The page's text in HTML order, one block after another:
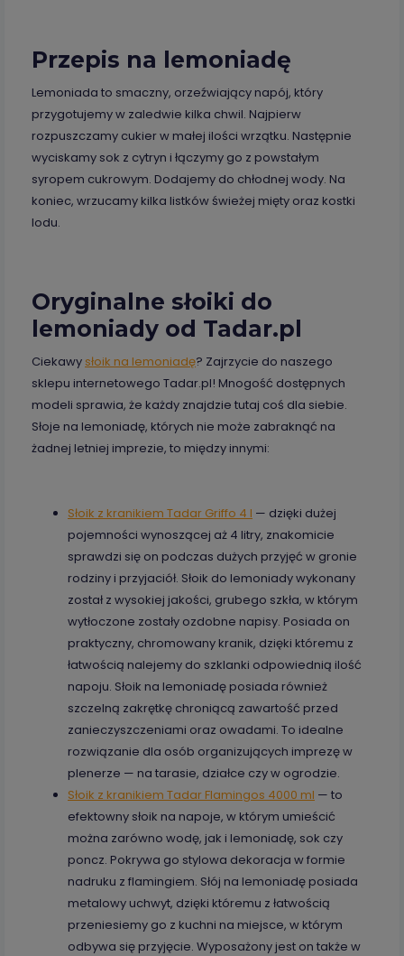
Przepis na lemoniadę
Lemoniada to smaczny, orzeźwiający napój, który
przygotujemy w zaledwie kilka chwil. Najpierw
rozpuszczamy cukier w małej ilości wrzątku. Następnie
wyciskamy sok z cytryn i łączymy go z powstałym
syropem cukrowym. Dodajemy do chłodnej wody. Na
koniec, wrzucamy kilka listków świeżej mięty oraz kostki
lodu.
Oryginalne słoiki do
lemoniady od Tadar.pl
Ciekawy słoik na lemoniadę? Zajrzycie do naszego
sklepu internetowego Tadar.pl! Mnogość dostępnych
modeli sprawia, że każdy znajdzie tutaj coś dla siebie.
Słoje na lemoniadę, których nie może zabraknąć na
żadnej letniej imprezie, to między innymi:
Słoik z kranikiem Tadar Griffo 4 l — dzięki dużej
pojemności wynoszącej aż 4 litry, znakomicie
sprawdzi się on podczas dużych przyjęć w gronie
rodziny i przyjaciół. Słoik do lemoniady wykonany
został z wysokiej jakości, grubego szkła, w którym
wytłoczone zostały ozdobne napisy. Posiada on
praktyczny, chromowany kranik, dzięki któremu z
łatwością nalejemy do szklanki odpowiednią ilość
napoju. Słoik na lemoniadę posiada również
szczelną zakrętkę chroniącą zawartość przed
zanieczyszczeniami oraz owadami. To idealne
rozwiązanie dla osób organizujących imprezę w
plenerze — na tarasie, działce czy w ogrodzie.
Słoik z kranikiem Tadar Flamingos 4000 ml — to
efektowny słoik na napoje, w którym umieścić
można zarówno wodę, jak i lemoniadę, sok czy
poncz. Pokrywa go stylowa dekoracja w formie
nadruku z flamingiem. Słój na lemoniadę posiada
metalowy uchwyt, dzięki któremu z łatwością
przeniesiemy go z kuchni na miejsce, w którym
odbywa się przyjęcie. Wyposażony jest on także w